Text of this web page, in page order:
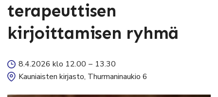
terapeuttisen
kirjoittamisen ryhmä
8.4.2026 klo 12.00 – 13.30
Kauniaisten kirjasto, Thurmaninaukio 6